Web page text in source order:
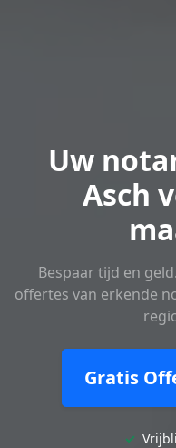
Uw
Asch
Bespaar tijd en
offertes van erkende
Gratis
✓